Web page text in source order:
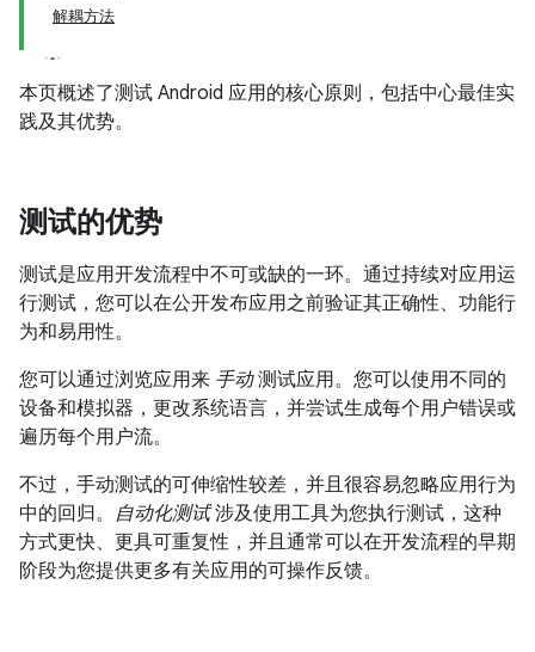
解耦方法
本页概述了测试 Android 应用的核心原则，包括中心最佳实
践及其优势。
测试的优势
测试是应用开发流程中不可或缺的一环。通过持续对应用运
行测试，您可以在公开发布应用之前验证其正确性、功能行
为和易用性。
您可以通过浏览应用来 手动测试应用。您可以使用不同的
设备和模拟器，更改系统语言，并尝试生成每个用户错误或
遍历每个用户流。
不过，手动测试的可伸缩性较差，并且很容易忽略应用行为
中的回归。 自动化测试涉及使用工具为您执行测试，这种
方式更快、更具可重复性，并且通常可以在开发流程的早期
阶段为您提供更多有关应用的可操作反馈。